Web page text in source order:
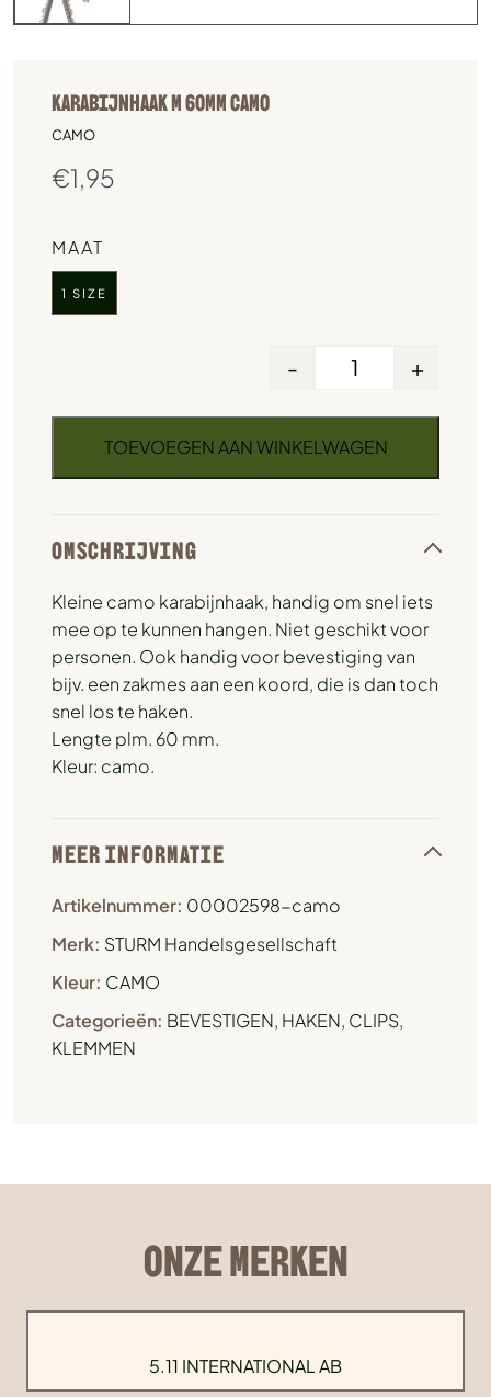
KARABIJNHAAK M 60MM CAMO
CAMO
€1,95
MAAT
1 SIZE
- +
TOEVOEGEN AAN WINKELWAGEN
OMSCHRIJVING
Kleine camo karabijnhaak, handig om snel iets
mee op te kunnen hangen. Niet geschikt voor
personen. Ook handig voor bevestiging van
bijv. een zakmes aan een koord, die is dan toch
snel los te haken.
Lengte plm. 60 mm.
Kleur: camo.
MEER INFORMATIE
Artikelnummer: 00002598-camo
Merk: STURM Handelsgesellschaft
Kleur: CAMO
Categorieën: BEVESTIGEN, HAKEN, CLIPS,
KLEMMEN
ONZE MERKEN
5.11 INTERNATIONAL AB